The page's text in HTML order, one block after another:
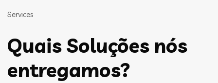
Services
Quais Soluções nós
entregamos?